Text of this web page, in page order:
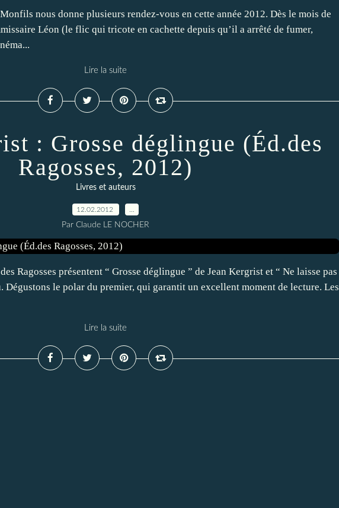
nous donne plusieurs rendez-vous en cette année 2012. Dès le mois de
Léon (le flic qui tricote en cachette depuis qu’il a arrêté de fumer,
Lire la suite
: Grosse déglingue (Éd.des
Ragosses, 2012)
Livres et auteurs
12.02.2012
Par Claude LE NOCHER
Ragosses présentent “ Grosse déglingue ” de Jean Kergrist et “ Ne laisse pas
Dégustons le polar du premier, qui garantit un excellent moment de lecture. Les
Lire la suite